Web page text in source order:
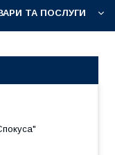
ТА ПОСЛУГИ